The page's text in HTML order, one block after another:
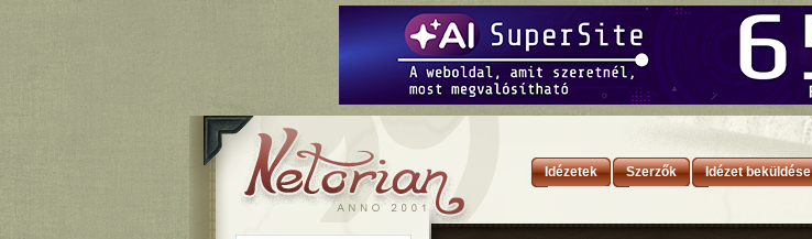
Idézetek Szerzők Idézet beküldése